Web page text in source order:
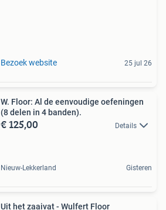
Bezoek website 25 jul 26
W. Floor: Al de eenvoudige oefeningen
(8 delen in 4 banden).
€ 125,00 Details
Nieuw-Lekkerland Gisteren
Uit het zaaivat - Wulfert Floor